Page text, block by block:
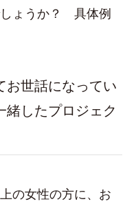
ょうか？ 具体例
世話になってい
緒したプロジェク
の女性の方に、お